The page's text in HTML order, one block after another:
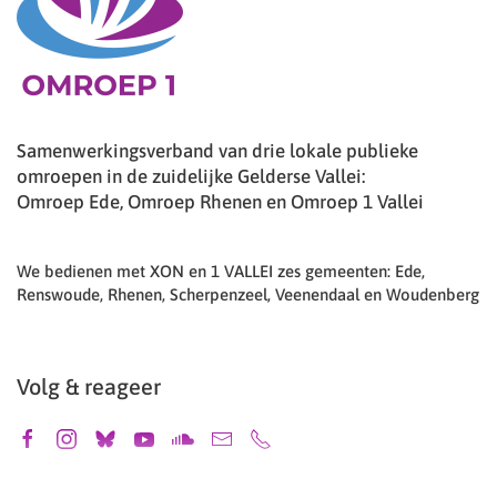
Samenwerkingsverband van drie lokale publieke
omroepen in de zuidelijke Gelderse Vallei:
Omroep Ede, Omroep Rhenen en Omroep 1 Vallei
We bedienen met XON en 1 VALLEI zes gemeenten: Ede,
Renswoude, Rhenen, Scherpenzeel, Veenendaal en Woudenberg
Volg & reageer